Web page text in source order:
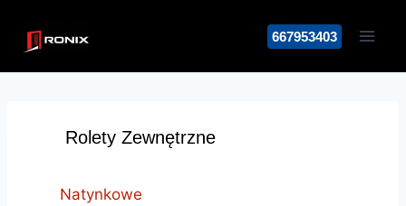
667953403
Rolety Zewnętrzne
Natynkowe